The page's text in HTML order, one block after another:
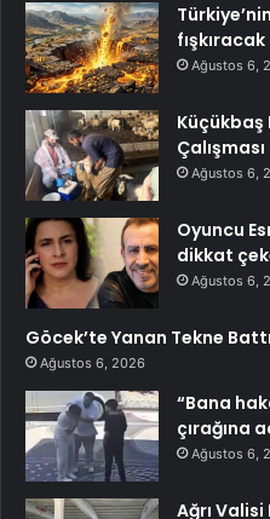
fışkıracak
Ağustos 6,
Küçükbaş
Çalışması
Ağustos 6,
Oyuncu
dikkat
Ağustos 6,
Göcek’te Yanan Tekne Battı
Ağustos 6, 2026
“Bana
çırağına
Ağustos 6,
Ağrı